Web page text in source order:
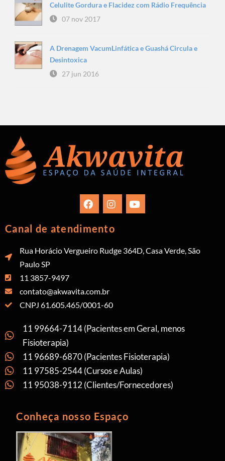
Celulite Gordura e Flacidez com Rádio Frequência
07 nov 2017
A Drenagem VacumLinfática e Guashá Circula e
Desintoxica
27 jun 2016
Canal de atendimento
Rua Horácio Vergueiro Rudge 364D, Casa Verde, São
Paulo SP
11 3857-9497
contato@akwavita.com.br
CNPJ 61.605.465/0001-60
11 99664-7114 (Pacientes em Geral, menos
Fisioterapia)
11 96689-6870 (Pacientes Fisioterapia)
11 97585-2544 (Cursos e Aulas)
11 95038-9112 (Clientes/Fornecedores)
Conheça nosso Espaço